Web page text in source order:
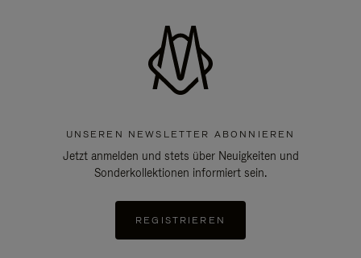
UNSEREN NEWSLETTER ABONNIEREN
Jetzt anmelden und stets über Neuigkeiten und
Sonderkollektionen informiert sein.
REGISTRIEREN